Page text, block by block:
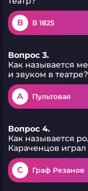
B В 1825
Вопрос 3.
Как называется
и звуком в театре?
A Пультовая
Вопрос 4.
Как называется
Караченцов
C Граф Резанов